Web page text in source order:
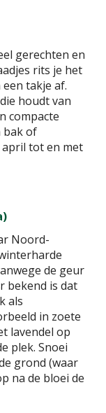
gerechten en
rits je het
takje af.
houdt van
compacte
bak of
tot en met
Noord-
de geur
bekend is dat
als
in zoete
lavendel op
plek. Snoei
grond (waar
na de bloei de